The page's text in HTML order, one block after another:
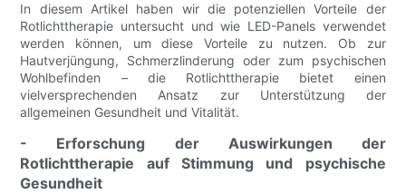
In diesem Artikel haben wir die potenziellen Vorteile der
Rotlichttherapie untersucht und wie LED-Panels verwendet
werden können, um diese Vorteile zu nutzen. Ob zur
Hautverjüngung, Schmerzlinderung oder zum psychischen
Wohlbefinden – die Rotlichttherapie bietet einen
vielversprechenden Ansatz zur Unterstützung der
allgemeinen Gesundheit und Vitalität.
- Erforschung der Auswirkungen der
Rotlichttherapie auf Stimmung und psychische
Gesundheit